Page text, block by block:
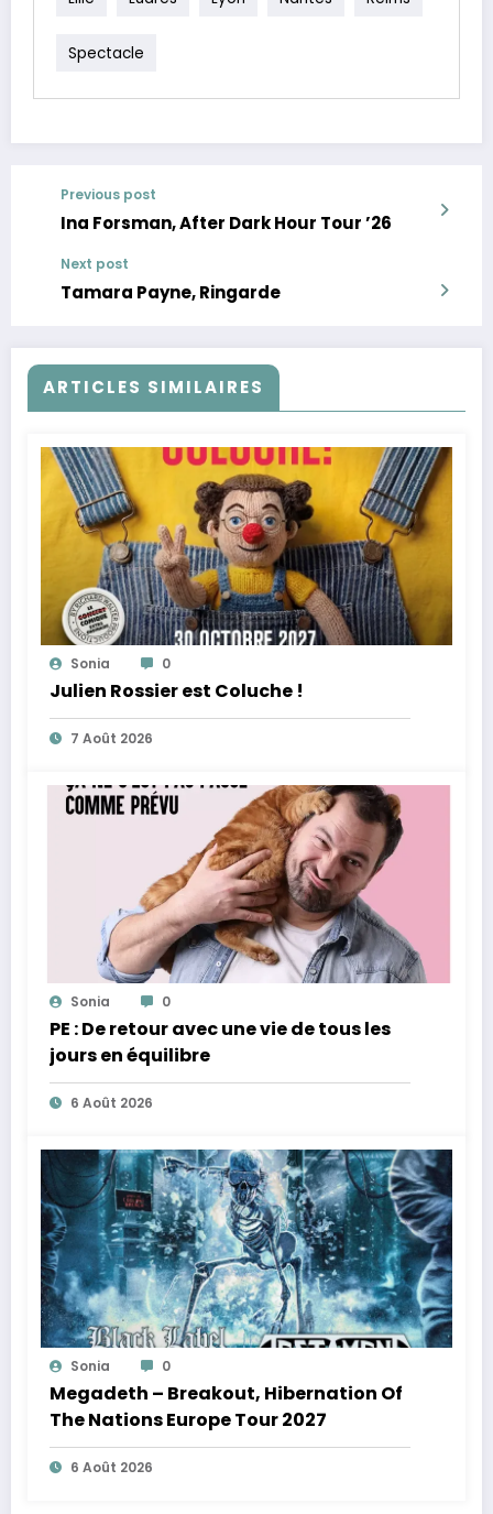
Spectacle
Previous post
Ina Forsman, After Dark Hour Tour ’26
Next post
Tamara Payne, Ringarde
ARTICLES SIMILAIRES
Sonia 0
Julien Rossier est Coluche !
7 Août 2026
Sonia 0
PE : De retour avec une vie de tous les
jours en équilibre
6 Août 2026
Sonia 0
Megadeth – Breakout, Hibernation Of
The Nations Europe Tour 2027
6 Août 2026